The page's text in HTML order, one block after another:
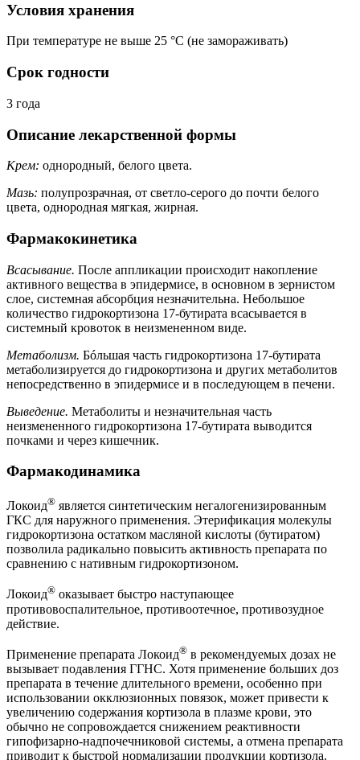
Условия хранения
При температуре не выше 25 °C (не замораживать)
Срок годности
3 года
Описание лекарственной формы
Крем: однородный, белого цвета.
Мазь: полупрозрачная, от светло-серого до почти белого
цвета, однородная мягкая, жирная.
Фармакокинетика
Всасывание. После аппликации происходит накопление
активного вещества в эпидермисе, в основном в зернистом
слое, системная абсорбция незначительна. Небольшое
количество гидрокортизона 17-бутирата всасывается в
системный кровоток в неизмененном виде.
Метаболизм. Бóльшая часть гидрокортизона 17-бутирата
метаболизируется до гидрокортизона и других метаболитов
непосредственно в эпидермисе и в последующем в печени.
Выведение. Метаболиты и незначительная часть
неизмененного гидрокортизона 17-бутирата выводится
почками и через кишечник.
Фармакодинамика
Локоид® является синтетическим негалогенизированным
ГКС для наружного применения. Этерификация молекулы
гидрокортизона остатком масляной кислоты (бутиратом)
позволила радикально повысить активность препарата по
сравнению с нативным гидрокортизоном.
Локоид® оказывает быстро наступающее
противовоспалительное, противоотечное, противозудное
действие.
Применение препарата Локоид® в рекомендуемых дозах не
вызывает подавления ГГНС. Хотя применение больших доз
препарата в течение длительного времени, особенно при
использовании окклюзионных повязок, может привести к
увеличению содержания кортизола в плазме крови, это
обычно не сопровождается снижением реактивности
гипофизарно-надпочечниковой системы, а отмена препарата
приводит к быстрой нормализации продукции кортизола.